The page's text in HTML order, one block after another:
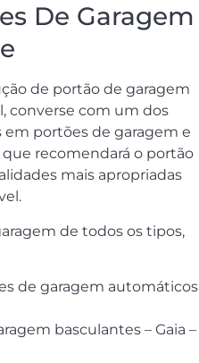
De Garagem
de portão de garagem
converse com um dos
em portões de garagem e
recomendará o portão
mais apropriadas
de todos os tipos,
de garagem automáticos
basculantes – Gaia –